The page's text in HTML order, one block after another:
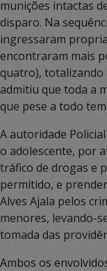
munições intactas
disparo. Na
ingressaram
encontraram mais
quatro), totalizando
admitiu que toda a
que pese a todo
A autoridade
o adolescente, por
tráfico de drogas e
permitido, e
Alves Ajala pelos
menores, levando-
tomada das
Ambos os